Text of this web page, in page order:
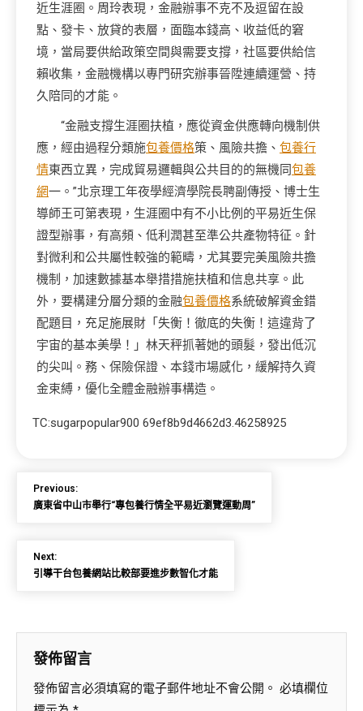
近生涯圈。周玲表現，金融辦事不克不及逗留在設
點、發卡、放貸的表層，面臨本錢高、收益低的窘
境，當局要供給政策空間與需要支撐，社區要供給信
賴收集，金融機構以專門研究辦事晉陞連續運營、持
久陪同的才能。
“金融支撐生涯圈扶植，應從資金供應轉向機制供
應，經由過程分類施包養價格策、風險共擔、 包養行
情東西立異，完成貿易邏輯與公共目的的無機同包養
網一。”北京理工年夜學經濟學院長聘副傳授、博士生
導師王可第表現，生涯圈中有不小比例的平易近生保
證型辦事，有高頻、低利潤甚至準公共產物特征。針
對微利和公共屬性較強的範疇，尤其要完美風險共擔
機制，加速數據基本舉措措施扶植和信息共享。此
外，要構建分層分類的金融包養價格系統破解資金錯
配題目，充足施展財「失衡！徹底的失衡！這違背了
宇宙的基本美學！」林天秤抓著她的頭髮，發出低沉
的尖叫。務、保險保證、本錢市場感化，緩解持久資
金束縛，優化全體金融辦事構造。
TC:sugarpopular900 69ef8b9d4662d3.46258925
Previous:
廣東省中山市舉行“專包養行情全平易近瀏覽運動周”
Next:
引導干台包養網站比較部要進步數智化才能
發佈留言
發佈留言必須填寫的電子郵件地址不會公開。 必填欄位